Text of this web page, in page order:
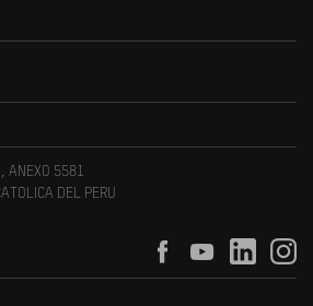
ANEXO 5581
DEL PERU